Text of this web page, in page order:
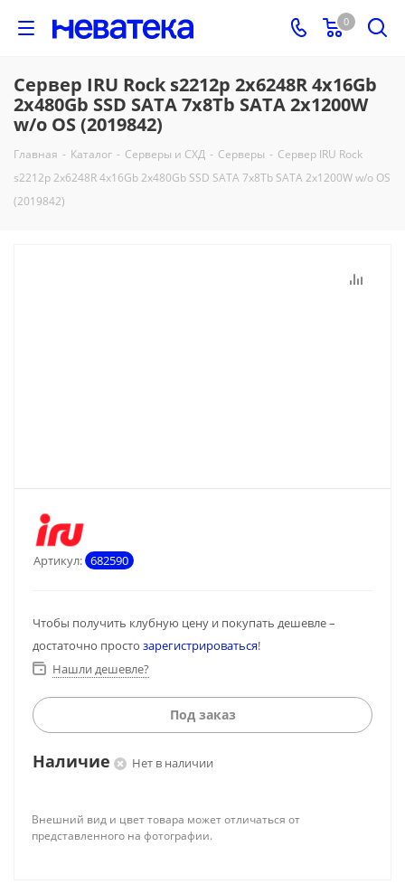
0
Сервер IRU Rock s2212p 2x6248R 4x16Gb
2x480Gb SSD SATA 7x8Tb SATA 2x1200W
w/o OS (2019842)
Главная - Каталог - Серверы и СХД - Серверы - Сервер IRU Rock
s2212p 2x6248R 4x16Gb 2x480Gb SSD SATA 7x8Tb SATA 2x1200W w/o OS
(2019842)
Артикул: 682590
Чтобы получить клубную цену и покупать дешевле –
достаточно просто зарегистрироваться!
Нашли дешевле?
Под заказ
Наличие Нет в наличии
Внешний вид и цвет товара может отличаться от
представленного на фотографии.